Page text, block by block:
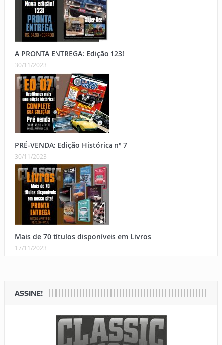
A PRONTA ENTREGA: Edição 123!
30/11/2023
PRÉ-VENDA: Edição Histórica nº 7
30/11/2023
Mais de 70 títulos disponíveis em Livros
17/11/2023
ASSINE!